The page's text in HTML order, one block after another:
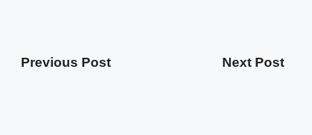
Previous Post Next Post